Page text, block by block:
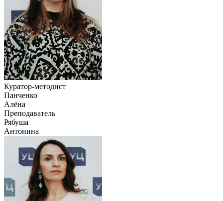
Куратор-методист
Панченко
Алёна
Преподаватель
Рябуша
Антонина